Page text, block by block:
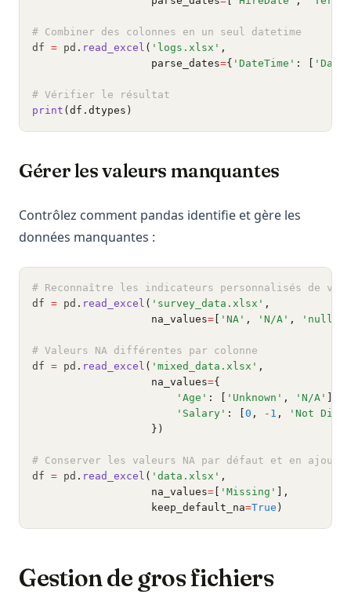
# Combiner des colonnes en un seul datetime
df = pd . read_excel ( 'logs.xlsx' ,
                   parse_dates
={ 'DateTime' : [ 'Date'
# Vérifier le résultat
print (df.dtypes)
Gérer les valeurs manquantes
Contrôlez comment pandas identifie et gère les
données manquantes :
# Reconnaître les indicateurs personnalisés de
df = pd . read_excel ( 'survey_data.xlsx' ,
                   na_values
= 'NA' , 'N/A' , 'null'
# Valeurs NA différentes par colonne
df = pd . read_excel ( 'mixed_data.xlsx' ,
                   na_values
={
'Age' : [ 'Unknown' , 'N/A'
'Salary' : [ 0 , - 1 ,
'Not
                   })
# Conserver les valeurs NA par défaut et en
df = pd . read_excel ( 'data.xlsx' ,
                   na_values
= 'Missing'
],
                   keep_default_na
=True )
Gestion de gros fichiers